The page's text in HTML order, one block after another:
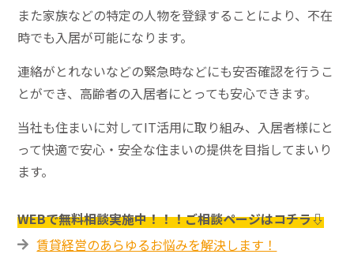
また家族などの特定の人物を登録することにより、不在
時でも入居が可能になります。
連絡がとれないなどの緊急時などにも安否確認を行うこ
とができ、高齢者の入居者にとっても安心できます。
当社も住まいに対してIT活用に取り組み、入居者様にと
って快適で安心・安全な住まいの提供を目指してまいり
ます。
WEBで無料相談実施中！！！ご相談ページはコチラ⇩
賃貸経営のあらゆるお悩みを解決します！